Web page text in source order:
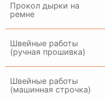
Прокол дырки на
ремне
Швейные работы
(ручная прошивка)
Швейные работы
(машинная строчка)